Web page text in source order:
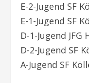
E-2-Jugend SF
E-1-Jugend SF
D-1-Jugend
D-2-Jugend SF
A-Jugend SF